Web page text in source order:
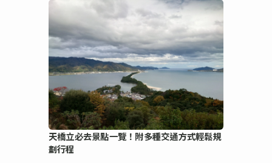
天橋立必去景點一覽！附多種交通方式輕鬆規
劃行程